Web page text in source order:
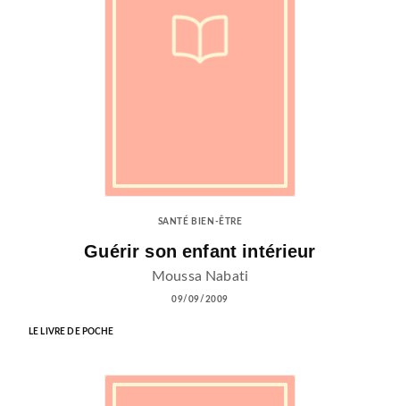
SANTÉ BIEN-ÊTRE
Guérir son enfant intérieur
Moussa Nabati
09/09/2009
LE LIVRE DE POCHE